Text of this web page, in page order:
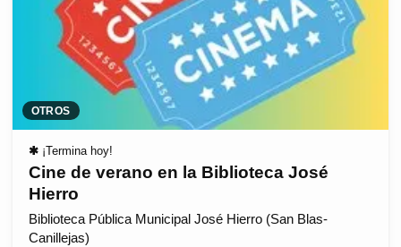
OTROS
✱ ¡Termina hoy!
Cine de verano en la Biblioteca José
Hierro
Biblioteca Pública Municipal José Hierro (San Blas-
Canillejas)